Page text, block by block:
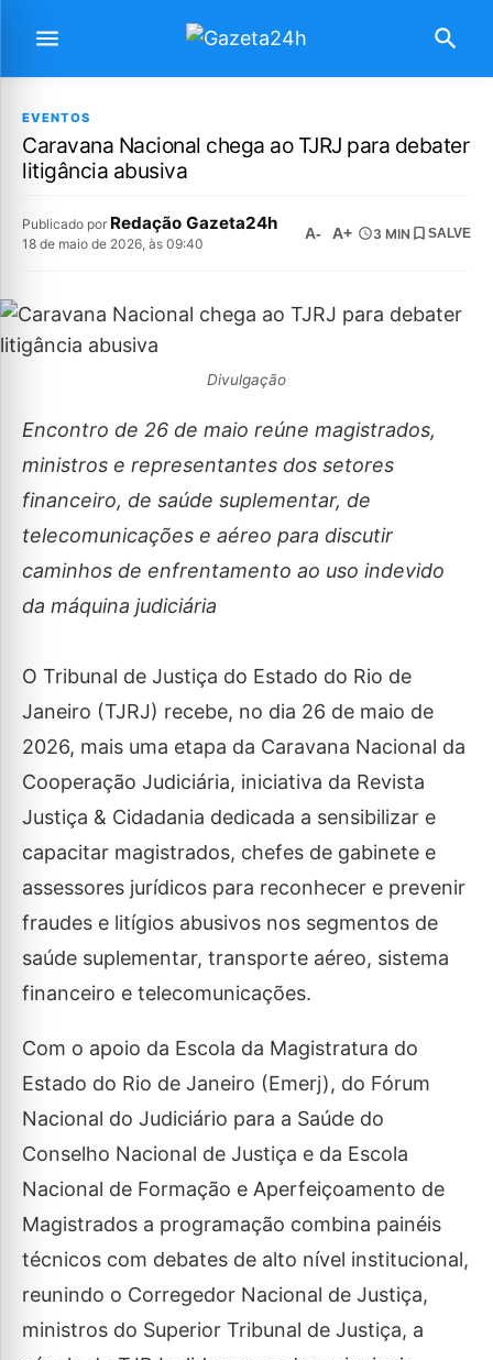
EVENTOS
Caravana Nacional chega ao TJRJ para debater
litigância abusiva
Publicado por Redação Gazeta24h
18 de maio de 2026, às 09:40
A- A+ 3 MIN SALVE
Divulgação
Encontro de 26 de maio reúne magistrados,
ministros e representantes dos setores
financeiro, de saúde suplementar, de
telecomunicações e aéreo para discutir
caminhos de enfrentamento ao uso indevido
da máquina judiciária
O Tribunal de Justiça do Estado do Rio de
Janeiro (TJRJ) recebe, no dia 26 de maio de
2026, mais uma etapa da Caravana Nacional da
Cooperação Judiciária, iniciativa da Revista
Justiça & Cidadania dedicada a sensibilizar e
capacitar magistrados, chefes de gabinete e
assessores jurídicos para reconhecer e prevenir
fraudes e litígios abusivos nos segmentos de
saúde suplementar, transporte aéreo, sistema
financeiro e telecomunicações.
Com o apoio da Escola da Magistratura do
Estado do Rio de Janeiro (Emerj), do Fórum
Nacional do Judiciário para a Saúde do
Conselho Nacional de Justiça e da Escola
Nacional de Formação e Aperfeiçoamento de
Magistrados a programação combina painéis
técnicos com debates de alto nível institucional,
reunindo o Corregedor Nacional de Justiça,
ministros do Superior Tribunal de Justiça, a